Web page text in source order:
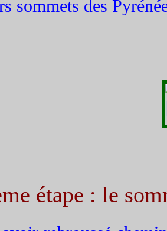
sommets des
étape : le